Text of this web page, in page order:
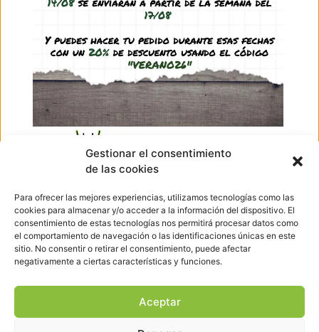
Gestionar el consentimiento
de las cookies
Para ofrecer las mejores experiencias, utilizamos tecnologías como las
cookies para almacenar y/o acceder a la información del dispositivo. El
consentimiento de estas tecnologías nos permitirá procesar datos como
el comportamiento de navegación o las identificaciones únicas en este
sitio. No consentir o retirar el consentimiento, puede afectar
negativamente a ciertas características y funciones.
Aceptar
0,25€
Ver producto
Ir arriba
Hormigueando © Copyright 2023. Diseño web realizado por
656 582 507
info@hormigueando.com
Tres Cantos (Madrid)
Envíos y Devoluciones
Política de privacidad